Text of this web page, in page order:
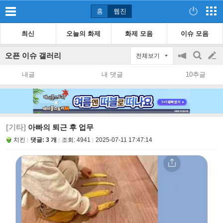
홈 웹진
최신 오늘의 화제 화제 모음 이슈 모음
오픈 이슈 갤러리 전체보기
공
지
on/off
검
색
글
쓰
내글 내 댓글 10추글
[기타] 아빠의 퇴근 후 업무
치킨 댓글: 3 개 조회: 4941 2025-07-11 17:47:14